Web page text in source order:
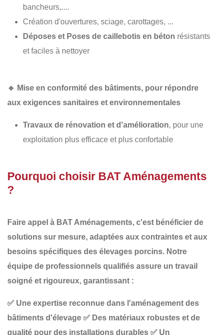
bancheurs,....
Création d'ouvertures, sciage, carottages, ...
Déposes et Poses de caillebotis en béton résistants
et faciles à nettoyer
🔹 Mise en conformité des bâtiments, pour répondre
aux exigences sanitaires et environnementales
Travaux de rénovation et d'amélioration, pour une
exploitation plus efficace et plus confortable
Pourquoi choisir BAT Aménagements
?
Faire appel à BAT Aménagements, c'est bénéficier de
solutions sur mesure, adaptées aux contraintes et aux
besoins spécifiques des élevages porcins. Notre
équipe de professionnels qualifiés assure un travail
soigné et rigoureux, garantissant :
✅ Une expertise reconnue dans l'aménagement des
bâtiments d'élevage ✅ Des matériaux robustes et de
qualité pour des installations durables ✅ Un